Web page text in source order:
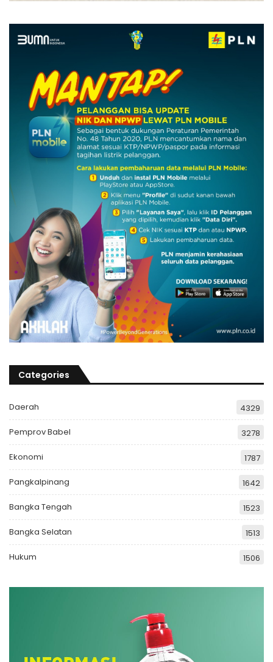
Categories
Daerah 4329
Pemprov Babel 3278
Ekonomi 1787
Pangkalpinang 1642
Bangka Tengah 1523
Bangka Selatan 1513
Hukum 1506